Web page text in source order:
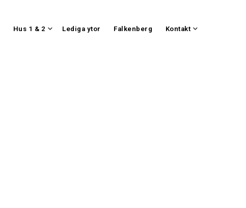
Hus 1 & 2 Lediga ytor Falkenberg Kontakt